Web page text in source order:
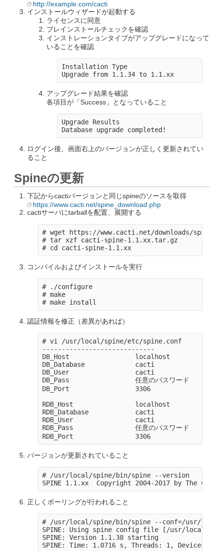
http://example.com/cacti
インストールウィザードが起動する
ライセンスに同意
プレインストールチェックを確認
インストレーションタイプがアップグレードになって
いることを確認
Installation Type
アップグレード結果を確認
各項目が「Success」となっていること
Upgrade Results
ログイン後、画面右上のバージョンが正しく更新されてい
ること
Spineの更新
下記からcactiバージョンと同じspineのソースを取得
https://www.cacti.net/spine_download.php
cactiサーバにtarballを配置、展開する
# wget https://www.cacti.net/downloads/
# tar xzf cacti-spine-1.1.xx.tar.gz
コンパイルおよびインストールを実行
# ./configure
# make
認証情報を修正（差異があれば）
# vi /usr/local/spine/etc/spine.conf
-----------------------------
DB_Host                 localhost
DB_Database             cacti
DB_User                 cacti
DB_Pass                 任意のパスワード
DB_Port                 3306
RDB_Host                localhost
RDB_Database            cacti
RDB_User                cacti
RDB_Pass                任意のパスワード
バージョンが更新されていること
# /usr/local/spine/bin/spine --version
正しくポーリングが行われること
# /usr/local/spine/bin/spine --conf=/usr/
SPINE: Using spine config file [/usr/local/
SPINE: Version 1.1.38 starting